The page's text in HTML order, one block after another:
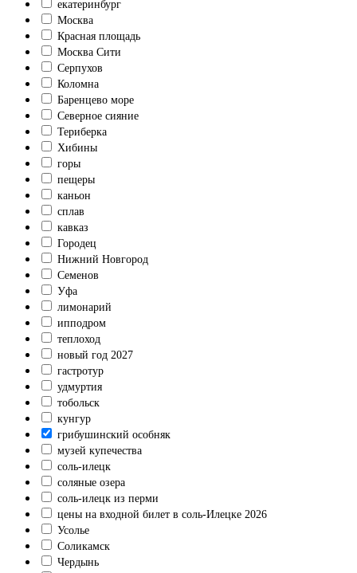
екатеринбург
Москва
Красная площадь
Москва Сити
Серпухов
Коломна
Баренцево море
Северное сияние
Териберка
Хибины
горы
пещеры
каньон
сплав
кавказ
Городец
Нижний Новгород
Семенов
Уфа
лимонарий
ипподром
теплоход
новый год 2027
гастротур
удмуртия
тобольск
кунгур
грибушинский особняк
музей купечества
соль-илецк
соляные озера
соль-илецк из перми
цены на входной билет в соль-Илецке 2026
Усолье
Соликамск
Чердынь